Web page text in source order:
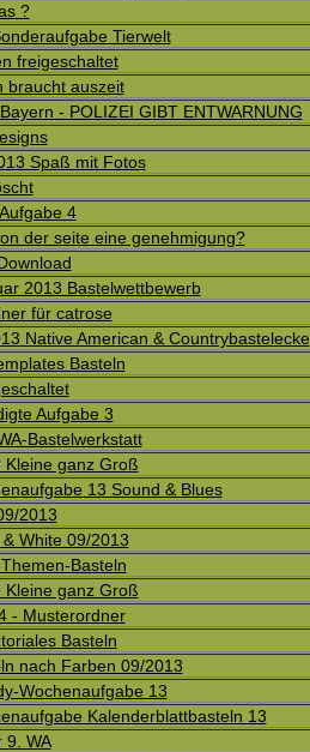
?
Tierwelt
freigeschaltet
braucht auszeit
- POLIZEI GIBT ENTWARNUNG
Spaß mit Fotos
4
der seite eine genehmigung?
2013 Bastelwettbewerb
für catrose
Native American & Countrybastelecke
Basteln
Aufgabe 3
Bastelwerkstatt
Kleine ganz Groß
13 Sound & Blues
2013
& White 09/2013
Basteln
Kleine ganz Groß
- Musterordner
Basteln
nach Farben 09/2013
Wochenaufgabe 13
Kalenderblattbasteln 13
9. WA